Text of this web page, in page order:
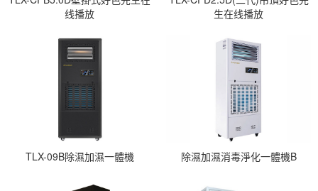
线播放
生在线播放
TLX-09B除濕加濕一體機 除濕加濕消毒淨化一體機B